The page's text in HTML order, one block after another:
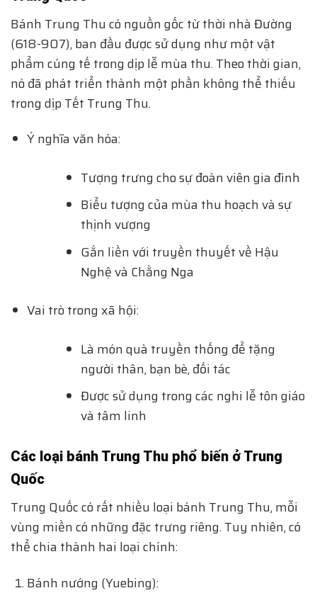
Bánh Trung Thu có nguồn gốc từ thời nhà Đường
(618-907), ban đầu được sử dụng như một vật
phẩm cúng tế trong dịp lễ mùa thu. Theo thời gian,
nó đã phát triển thành một phần không thể thiếu
trong dịp Tết Trung Thu.
Ý nghĩa văn hóa:
Tượng trưng cho sự đoàn viên gia đình
Biểu tượng của mùa thu hoạch và sự
thịnh vượng
Gắn liền với truyền thuyết về Hậu
Nghệ và Chằng Nga
Vai trò trong xã hội:
Là món quà truyền thống để tặng
người thân, bạn bè, đối tác
Được sử dụng trong các nghi lễ tôn giáo
và tâm linh
Các loại bánh Trung Thu phổ biến ở Trung
Quốc
Trung Quốc có rất nhiều loại bánh Trung Thu, mỗi
vùng miền có những đặc trưng riêng. Tuy nhiên, có
thể chia thành hai loại chính:
Bánh nướng (Yuebing):